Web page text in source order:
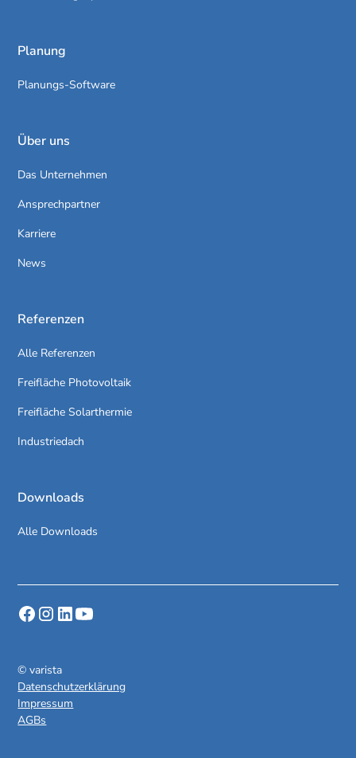
Planung
Planungs-Software
Über uns
Das Unternehmen
Ansprechpartner
Karriere
News
Referenzen
Alle Referenzen
Freifläche Photovoltaik
Freifläche Solarthermie
Industriedach
Downloads
Alle Downloads
© varista
Datenschutzerklärung
Impressum
AGBs